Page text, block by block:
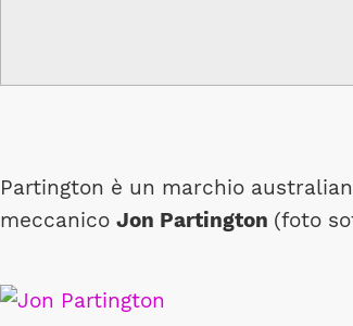
Partington è un marchio
meccanico Jon Partington (foto